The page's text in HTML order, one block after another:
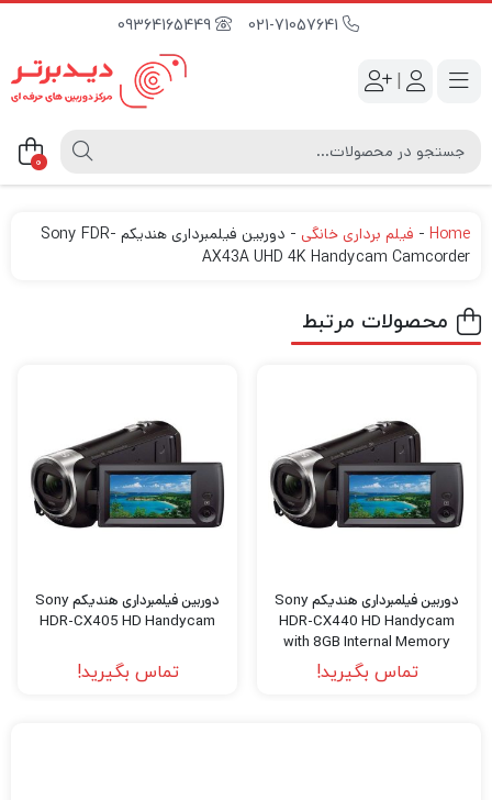
09364165449
|
0
Home
- فیلم برداری خانگی -
دوربین فیلمبرداری هندیکم Sony FDR-
AX43A UHD 4K Handycam Camcorder
محصولات مرتبط
دوربین فیلمبرداری هندیکم Sony
HDR-CX440 HD Handycam
with 8GB Internal Memory
تماس بگیرید!
دوربین فیلمبرداری هندیکم Sony
HDR-CX405 HD Handycam
تماس بگیرید!